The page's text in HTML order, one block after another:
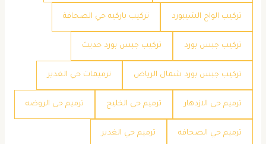
تركيب الواح الشيبورد تركيب باركيه حي الصحافة
تركيب جبس بورد تركيب جبس بورد حديث
تركيب جبس بورد شمال الرياض ترميمات حي الغدير
ترميم حي الازدهار ترميم حي الخليج ترميم حي الروضه
ترميم حي الصحافه ترميم حي الغدير